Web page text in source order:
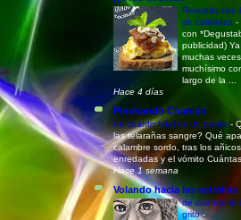
Revuelto con
de calabaza -
con
publicidad)
muchas
muchísimo
largo de la ...
Hace 4 días
Pinchando Charcos
de cuanto final es un punto -
las telarañas sangre? Qué
calambre sordo, tras los
enredadas y el vómito Cuántas
Hace 1 semana
Volando hacia las estrellas
de cuando la
grito-